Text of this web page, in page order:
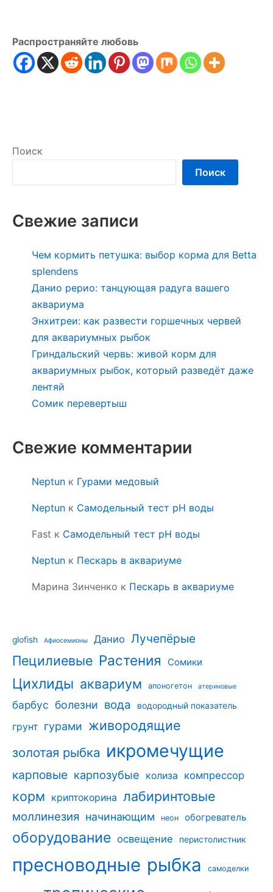
Распространяйте любовь
Поиск
Поиск
Свежие записи
Чем кормить петушка: выбор корма для Betta
splendens
Данио рерио: танцующая радуга вашего
аквариума
Энхитреи: как развести горшечных червей
для аквариумных рыбок
Гриндальский червь: живой корм для
аквариумных рыбок, который разведёт даже
лентяй
Сомик перевертыш
Свежие комментарии
Neptun к Гурами медовый
Neptun к Самодельный тест pH воды
Fast к Самодельный тест pH воды
Neptun к Пескарь в аквариуме
Марина Зинченко к Пескарь в аквариуме
glofish Афиосемионы Данио Лучепёрые
Пецилиевые Растения Сомики
Цихлиды аквариум апоногетон атериновые
барбус болезни вода водородный показатель
грунт гурами живородящие
золотая рыбка икромечущие
карповые карпозубые колиза компрессор
корм криптокорина лабиринтовые
моллинезия начинающим неон обогреватель
оборудование освещение перистолистник
пресноводные рыбка самоделки